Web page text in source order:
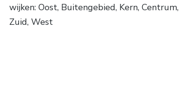
wijken: Oost, Buitengebied, Kern, Centrum,
Zuid, West